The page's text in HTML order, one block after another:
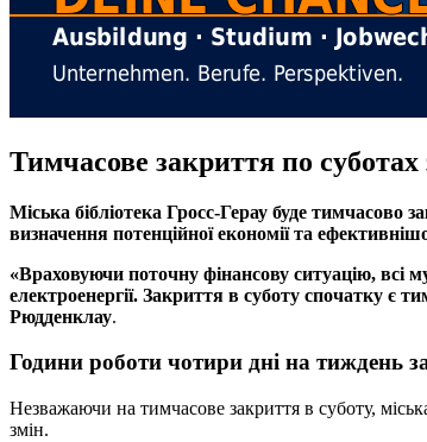
Тимчасове закриття по суботах
Міська бібліотека Гросс-Герау буде тимчасово
визначення потенційної економії та
«Враховуючи поточну фінансову ситуацію, всі
електроенергії. Закриття в суботу спочатку є
Рюдденклау.
Години роботи чотири дні на тиждень
Незважаючи на тимчасове закриття в суботу,
змін.